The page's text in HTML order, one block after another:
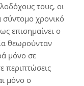
τους, οι
σύντομο χρονικό
επισημαίνει ο
θεωρούνταν
μόνο σε
περιπτώσεις
μόνο ο